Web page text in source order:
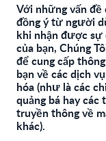
Với những vấn đề
đồng ý từ người
khi nhận được sự
của bạn, Chúng
để cung cấp
bạn về các dịch
hóa (như là các
quảng bá hay các
truyền thông về
khác).